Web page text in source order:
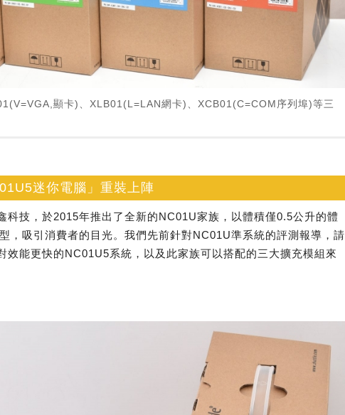
顯卡)、XLB01(L=LAN網卡)、XCB01(C=COM序列埠)等三
迷你電腦」重裝上陣
科技，於2015年推出了全新的NC01U家族，以體積僅0.5公升的體
，吸引消費者的目光。我們先前針對NC01U準系統的評測報導，請
效能更快的NC01U5系統，以及此家族可以搭配的三大擴充模組來